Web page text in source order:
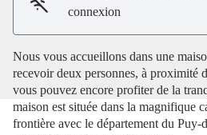
connexion
Nous vous accueillons dans une
recevoir deux personnes, à proximité
vous pouvez encore profiter de la
maison est située dans la magnifique
frontière avec le département du